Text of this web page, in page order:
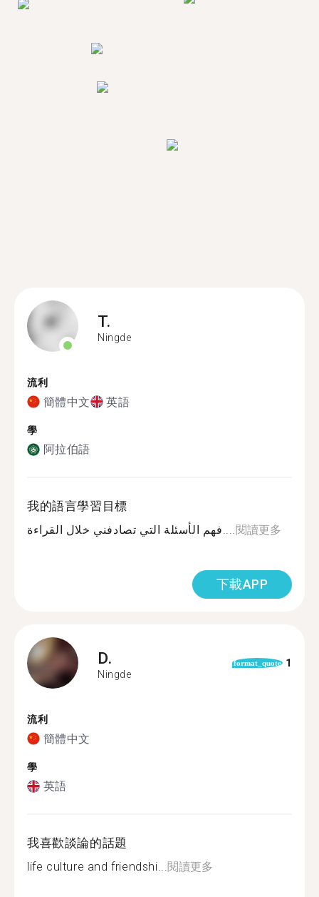
T.
Ningde
流利
簡體中文 英語
學
阿拉伯語
我的語言學習目標
فهم الأسئلة التي تصادفني خلال القراءة....閱讀更多
下載APP
D.
Ningde
format_quote 1
流利
簡體中文
學
英語
我喜歡談論的話題
life culture and friendshi...閱讀更多